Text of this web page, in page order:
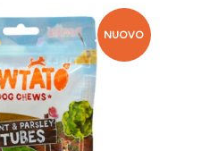
NUOVO